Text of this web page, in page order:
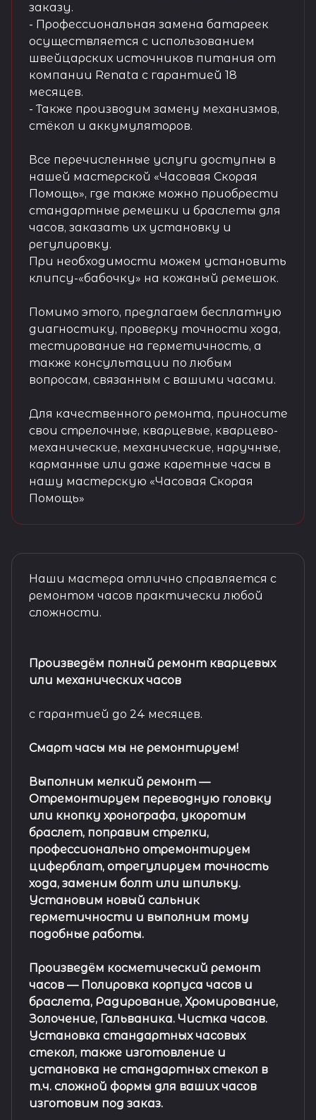
заказу.
- Профессиональная замена батареек
осуществляется с использованием
швейцарских источников питания от
компании Renata с гарантией 18
месяцев.
- Также производим замену механизмов,
стёкол и аккумуляторов.
Все перечисленные услуги доступны в
нашей мастерской «Часовая Скорая
Помощь», где также можно приобрести
стандартные ремешки и браслеты для
часов, заказать их установку и
регулировку.
При необходимости можем установить
клипсу-«бабочку» на кожаный ремешок.
Помимо этого, предлагаем бесплатную
диагностику, проверку точности хода,
тестирование на герметичность, а
также консультации по любым
вопросам, связанным с вашими часами.
Для качественного ремонта, приносите
свои стрелочные, кварцевые, кварцево-
механические, механические, наручные,
карманные или даже каретные часы в
нашу мастерскую «Часовая Скорая
Помощь»
Наши мастера отлично справляется с
ремонтом часов практически любой
сложности.
Произведём полный ремонт кварцевых
или механических часов
с гарантией до 24 месяцев.
Смарт часы мы не ремонтируем!
Выполним мелкий ремонт —
Отремонтируем переводную головку
или кнопку хронографа, укоротим
браслет, поправим стрелки,
профессионально отремонтируем
циферблат, отрегулируем точность
хода, заменим болт или шпильку.
Установим новый сальник
герметичности и выполним тому
подобные работы.
Произведём косметический ремонт
часов — Полировка корпуса часов и
браслета, Радирование, Хромирование,
Золочение, Гальваника. Чистка часов.
Установка стандартных часовых
стекол, также изготовление и
установка не стандартных стекол в
т.ч. сложной формы для ваших часов
изготовим под заказ.